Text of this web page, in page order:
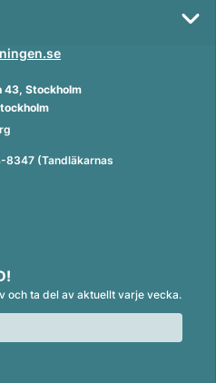
43, Stockholm
8347 (Tandläkarnas
och ta del av aktuellt varje vecka.